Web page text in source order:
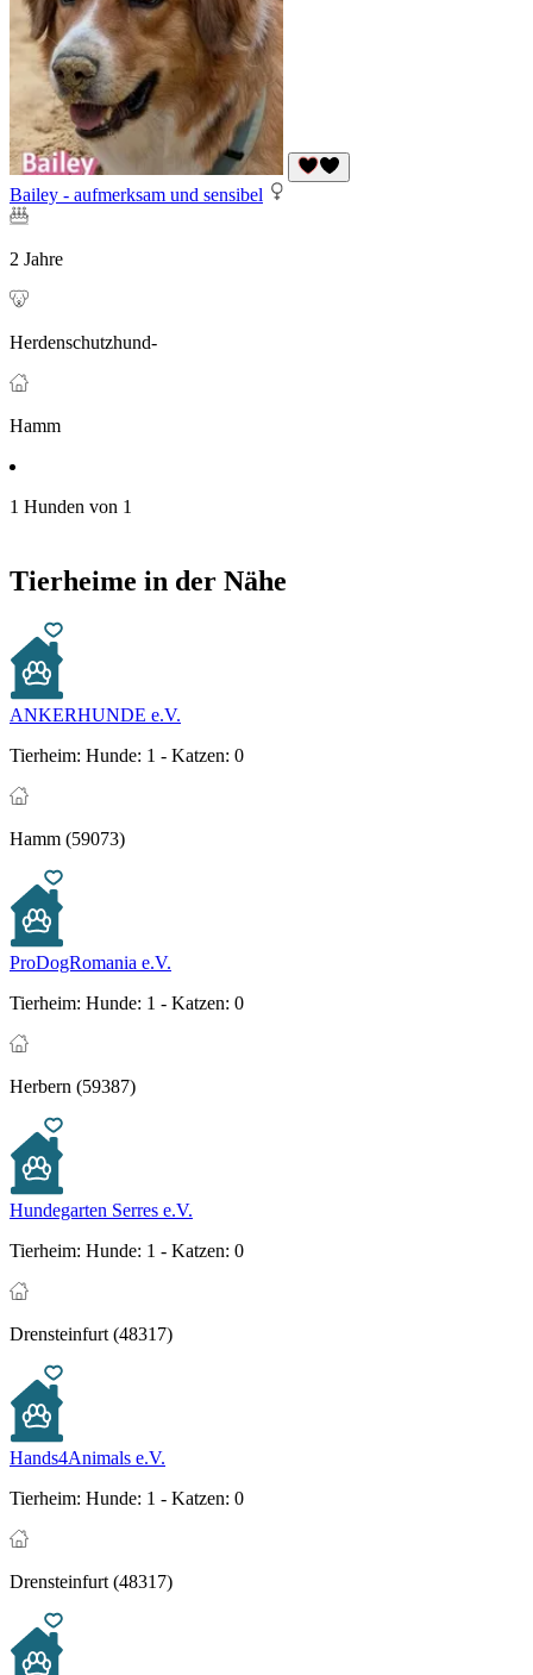
Bailey - aufmerksam und sensibel
2 Jahre
Herdenschutzhund-
Hamm
1 Hunden von 1
Tierheime in der Nähe
ANKERHUNDE e.V.
Tierheim: Hunde: 1 - Katzen: 0
Hamm (59073)
ProDogRomania e.V.
Tierheim: Hunde: 1 - Katzen: 0
Herbern (59387)
Hundegarten Serres e.V.
Tierheim: Hunde: 1 - Katzen: 0
Drensteinfurt (48317)
Hands4Animals e.V.
Tierheim: Hunde: 1 - Katzen: 0
Drensteinfurt (48317)